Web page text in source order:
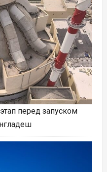
перед запуском